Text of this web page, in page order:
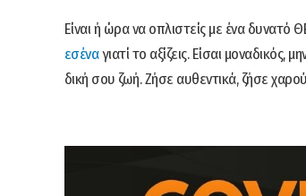
Είναι ή ώρα να οπλιστείς με ένα δυνατό
εσέναγιατί το αξίζεις. Είσαι μοναδικός,
δική σου ζωή. Ζήσε αυθεντικά, ζήσε